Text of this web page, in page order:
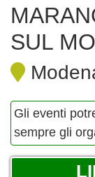
SUL
Gli eventi
sempre gli